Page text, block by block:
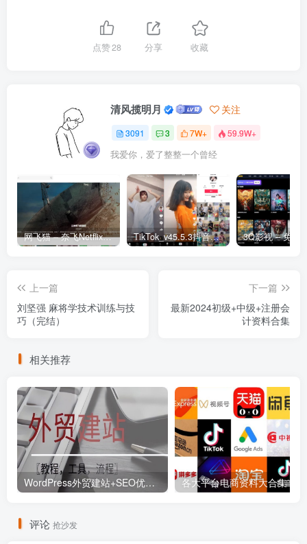
点赞28 分享 收藏
清风揽明月 关注
3091 3 7W+ 59.9W+
我爱你，爱了整整一个曾经
网飞猫 – 奈飞Netflix免费看 TikTok_v45.5.3抖音国际版_免拔卡解锁全球版
上一篇
刘坚强 麻将学技术训练与技
巧（完结）
下一篇
最新2024初级+中级+注册会
计资料合集
相关推荐
WordPress外贸建站+SEO优化课程【教程，工具，流程】
评论 抢沙发